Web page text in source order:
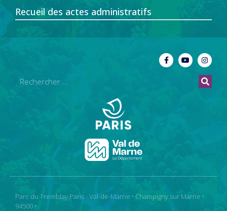
Recueil des actes administratifs
Parc du Tremblay Paris - Val-de-Marne • Champigny sur Marne •
94500 •